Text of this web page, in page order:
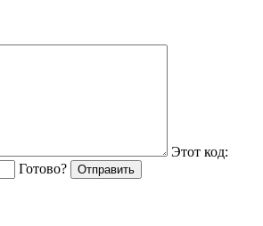
Этот код:
Готово?